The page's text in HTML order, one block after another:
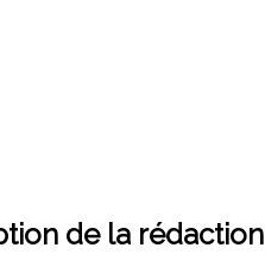
de la rédaction